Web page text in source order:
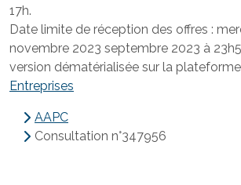
17h.
Date limite de réception des offres :
novembre 2023 septembre 2023 à
version dématérialisée sur la plateforme
Entreprises
AAPC
Consultation n°347956